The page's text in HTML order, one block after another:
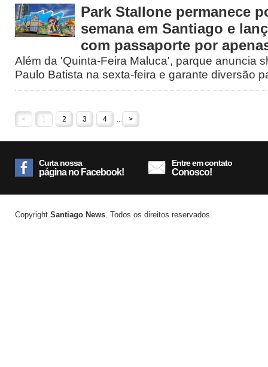
Park Stallone permanece
semana em Santiago e
com passaporte por
Além da 'Quinta-Feira Maluca', parque anuncia
Paulo Batista na sexta-feira e garante diversão
< 1 2 3 4 ... >
Curta nossa
página no Facebook!
Entre em contato
Conosco!
Copyright Santiago News . Todos os direitos reservados.